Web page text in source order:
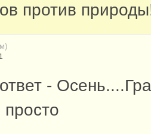
против
-
просто